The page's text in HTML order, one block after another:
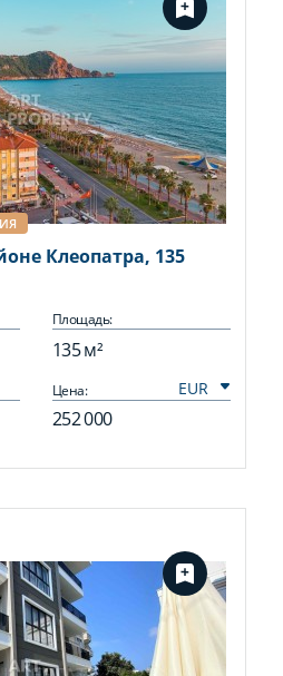
Клеопатра, 135
Площадь:
135 м²
Цена:
252 000